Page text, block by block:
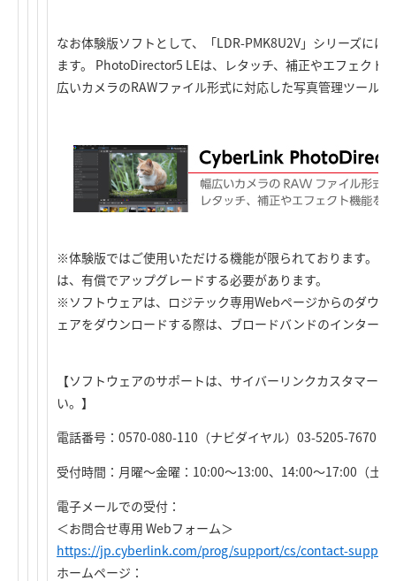
なお体験版ソフトとして、「LDR-PMK8U2V」シリーズには
ます。 PhotoDirector5 LEは、レタッチ、補正やエフェクト
広いカメラのRAWファイル形式に対応した写真管理ツールで
※体験版ではご使用いただける機能が限られております。す
は、有償でアップグレードする必要があります。
※ソフトウェアは、ロジテック専用Webページからのダウ
ェアをダウンロードする際は、ブロードバンドのインター
【ソフトウェアのサポートは、サイバーリンクカスタマー
い。】
電話番号：0570-080-110（ナビダイヤル）03-5205-7670（
受付時間：月曜～金曜：10:00～13:00、14:00～17:00（土
電子メールでの受付：
＜お問合せ専用 Webフォーム＞
https://jp.cyberlink.com/prog/support/cs/contact-
ホームページ：